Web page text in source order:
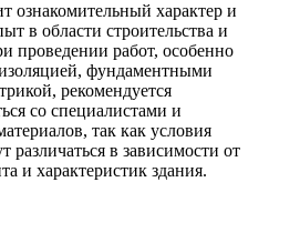
ознакомительный характер и
в области строительства и
проведении работ, особенно
фундаментными
рекомендуется
со специалистами и
так как условия
различаться в зависимости от
и характеристик здания.